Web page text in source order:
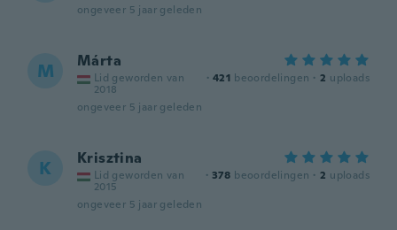
ongeveer 5 jaar geleden
M Márta
Lid geworden van
2018
· 421 beoordelingen · 2 uploads
ongeveer 5 jaar geleden
K Krisztina
Lid geworden van
2015
· 378 beoordelingen · 2 uploads
ongeveer 5 jaar geleden